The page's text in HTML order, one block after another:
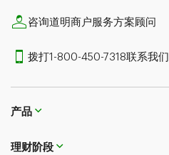
咨询道明商户服务方案顾问
拨打1-800-450-7318联系我们
产品
理财阶段